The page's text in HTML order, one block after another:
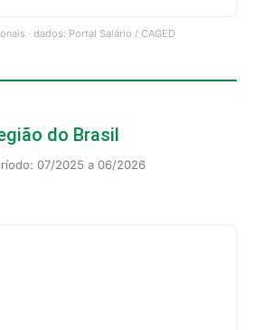
· dados: Portal Salário / CAGED
do Brasil
07/2025 a 06/2026